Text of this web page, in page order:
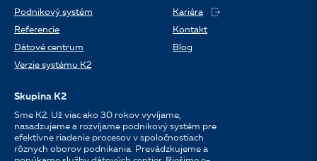
Podnikový systém
Referencie
Dátové centrum
Verzie systému K2
Kariéra
Kontakt
Blog
Skupina K2
Sme K2. Už viac ako 30 rokov vyvíjame,
nasadzujeme a rozvíjame podnikový systém pre
efektívne riadenie procesov v spoločnostiach
rôznych oborov podnikania. Prevádzkujeme a